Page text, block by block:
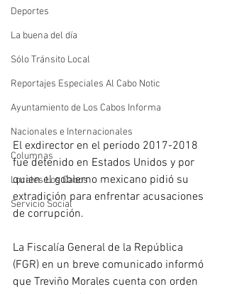
Deportes
La buena del día
Sólo Tránsito Local
Reportajes Especiales Al Cabo Notic
Ayuntamiento de Los Cabos Informa
Nacionales e Internacionales
Columnas
Locales Los Cabos
Servicio Social
El exdirector en el periodo 2017-2018
fue detenido en Estados Unidos y por
quien el gobierno mexicano pidió su
extradición para enfrentar acusaciones
de corrupción.
La Fiscalía General de la República
(FGR) en un breve comunicado informó
que Treviño Morales cuenta con orden